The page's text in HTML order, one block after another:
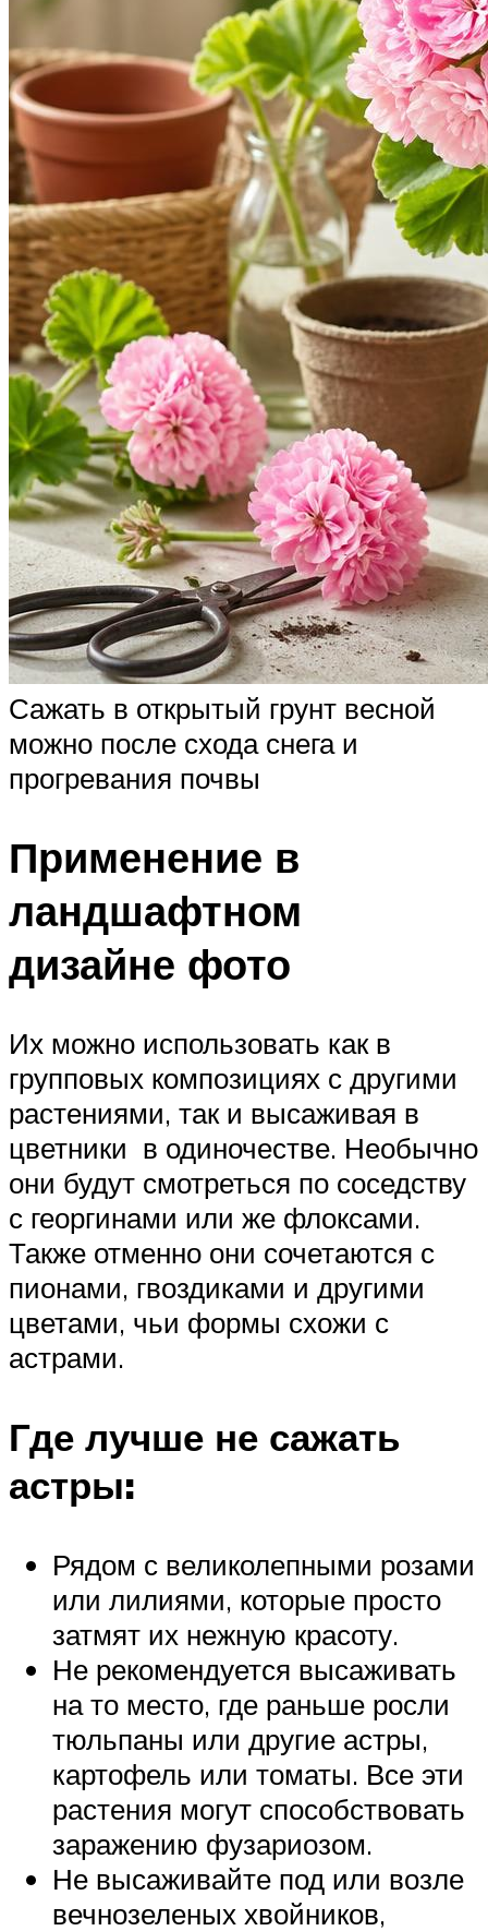
Сажать в открытый грунт весной
можно после схода снега и
прогревания почвы
Применение в
ландшафтном
дизайне фото
Их можно использовать как в
групповых композициях с другими
растениями, так и высаживая в
цветники в одиночестве. Необычно
они будут смотреться по соседству
с георгинами или же флоксами.
Также отменно они сочетаются с
пионами, гвоздиками и другими
цветами, чьи формы схожи с
астрами.
Где лучше не сажать
астры:
Рядом с великолепными розами
или лилиями, которые просто
затмят их нежную красоту.
Не рекомендуется высаживать
на то место, где раньше росли
тюльпаны или другие астры,
картофель или томаты. Все эти
растения могут способствовать
заражению фузариозом.
Не высаживайте под или возле
вечнозеленых хвойников,